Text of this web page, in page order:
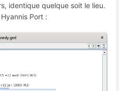
identique quelque soit le lieu.
Port :